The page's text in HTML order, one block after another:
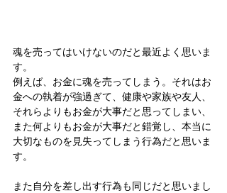
魂を売ってはいけないのだと最近よく思いま
す。
例えば、お金に魂を売ってしまう。それはお
金への執着が強過ぎて、健康や家族や友人、
それらよりもお金が大事だと思ってしまい、
また何よりもお金が大事だと錯覚し、本当に
大切なものを見失ってしまう行為だと思いま
す。
また自分を差し出す行為も同じだと思いまし